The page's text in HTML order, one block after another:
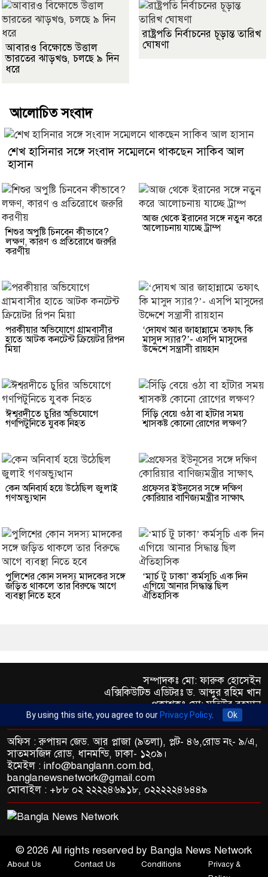
আবারও বিক্ষোভে উত্তাল
ভারতের ঝাড়খণ্ড, চলছে ৯ দিন
ধরে
রাষ্ট্রপতি নির্বাচনের চূড়ান্ত তারিখ
ঘোষণা
আলোচিত সংবাদ
শেখ হাসিনার সঙ্গে সংবাদ সম্মেলনে থাকছেন সাকিব আল
হাসান
শিশুর অপুষ্টি চিনবেন কীভাবে?
লক্ষণ, কারণ ও প্রতিরোধে জরুরি
করণীয়
আজ থেকে ইরানের সঙ্গে নতুন করে
আলোচনায় যাচ্ছে ট্রাম্প
পরকীয়ার অভিযোগে গ্রামবাসীর
হাতে আটক কনটেন্ট ক্রিয়েটর রিপন
মিয়া
‘দোযখ আর জাহান্নামে তফাৎ কি
মাসুদ স্যার?’- এসপি মাসুদের
উদ্দেশে সন্ত্রাসী রায়হান
ঈশ্বরদীতে চুরির অভিযোগে
গণপিটুনিতে যুবক নিহত
সিঁড়ি বেয়ে ওঠা বা হাঁটার সময়
শ্বাসকষ্ট কোনো রোগের লক্ষণ?
কেন অনিবার্য হয়ে উঠেছিল জুলাই
গণঅভ্যুত্থান
প্রফেসর ইউনূসের সঙ্গে দক্ষিণ
কোরিয়ার বাণিজ্যমন্ত্রীর সাক্ষাৎ
পুলিশের কোন সদস্য মাদকের সঙ্গে
জড়িত থাকলে তার বিরুদ্ধে আগে
ব্যবস্থা নিতে হবে
‘মার্চ টু ঢাকা’ কর্মসূচি এক দিন
এগিয়ে আনার সিদ্ধান্ত ছিল
ঐতিহাসিক
সম্পাদকঃ মো: ফারুক হোসেইন
এক্সিকিউটিভ এডিটরঃ ড. আব্দুর রহিম খান
প্রকাশকঃ মো: মতিউর রহমান
অফিস : রুপায়ন জেড. আর প্লাজা (৯তলা), প্লট- ৪৬,রোড নং- ৯/এ,
সাতমসজিদ রোড, ধানমন্ডি, ঢাকা- ১২০৯।
ইমেইল : info@banglann.com.bd,
banglanewsnetwork@gmail.com
মোবাইল : +৮৮ ০২ ২২২২৪৬৯১৮, ০২২২২২৪৬৪৪৯
© 2026 All rights reserved by Bangla News Network
About Us Contact Us Conditions
Privacy &
By using this site, you agree to our Privacy Policy. Ok